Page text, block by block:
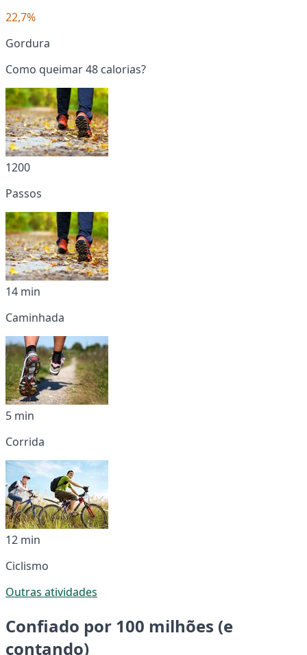
22,7%
Gordura
Como queimar 48 calorias?
1200
Passos
14 min
Caminhada
5 min
Corrida
12 min
Ciclismo
Outras atividades
Confiado por 100 milhões (e
contando)